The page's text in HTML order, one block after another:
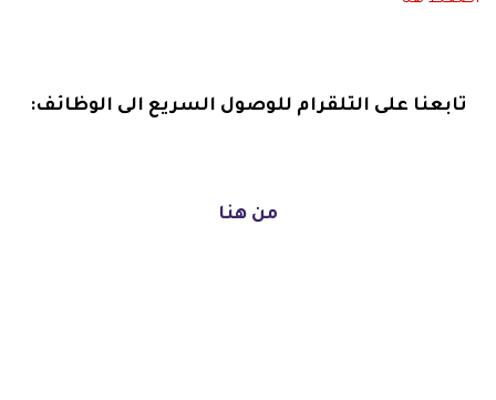
تابعنا على التلقرام للوصول السريع الى الوظائف:
من هنا